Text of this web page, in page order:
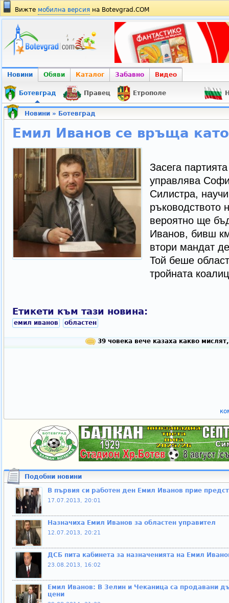
Вижте мобилна версия на Botevgrad.COM
Новини Обяви Каталог Забавно Видео
Ботевград Правец Етрополе
Новини» Ботевград
Емил Иванов се връща
Засега
управлява
Силистра,
вероятно ще
Иванов, бивш
втори мандат
Той беше
тройната
Етикети към тази новина:
емил иванов областен
39 човека вече казаха какво
Подобни новини
В първия си работен ден Емил Иванов прие
17.07.2013, 20:01
Назначиха Емил Иванов за областен управител
12.07.2013, 20:21
ДСБ пита кабинета за назначенията на Емил
23.08.2013, 16:02
Емил Иванов: В Зелин и Чеканица са продавани
цени